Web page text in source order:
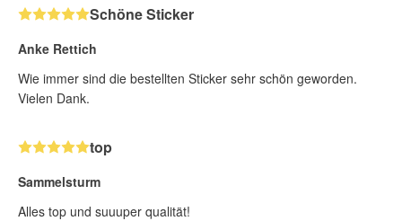
Schöne Sticker
Anke Rettich
Wie immer sind die bestellten Sticker sehr schön geworden.
Vielen Dank.
top
Sammelsturm
Alles top und suuuper qualität!